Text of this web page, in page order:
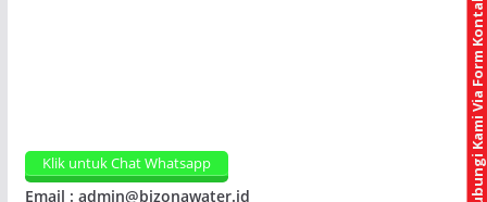
Klik untuk Chat Whatsapp
Email : admin@bizonawater.id Hubungi Kami Via Form Kontak